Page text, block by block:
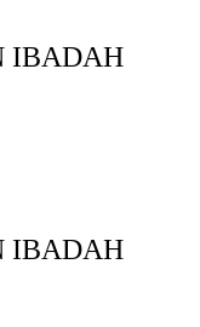
IBADAH
IBADAH